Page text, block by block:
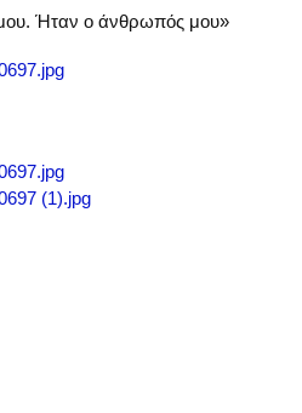
Ήταν ο άνθρωπός μου»